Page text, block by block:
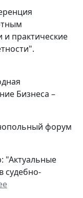
практические
Бизнеса –
форум
"Актуальные
судебно-